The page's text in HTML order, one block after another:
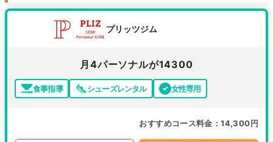
プリッツジム
月4パーソナルが14300
食事指導 シューズレンタル 女性専用
おすすめコース料金 14,300円